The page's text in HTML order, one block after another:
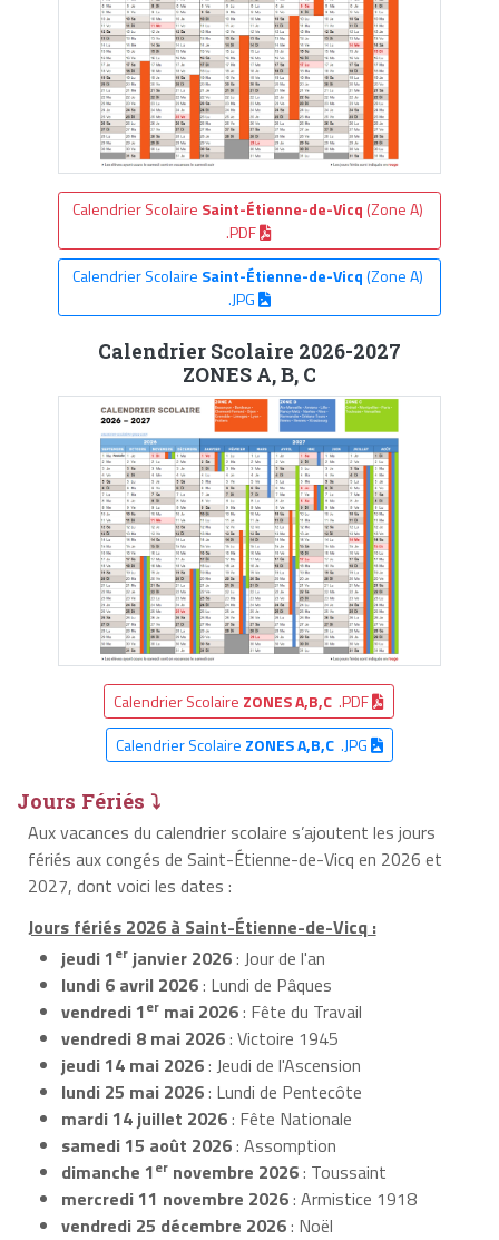
Calendrier Scolaire Saint-Étienne-de-Vicq (Zone A)
.PDF
Calendrier Scolaire Saint-Étienne-de-Vicq(Zone A)
.JPG
Calendrier Scolaire 2026-2027
ZONES A, B, C
Calendrier Scolaire ZONES A,B,C .PDF
Calendrier Scolaire ZONES A,B,C.JPG
Jours Fériés ⤵
Aux vacances du calendrier scolaire s’ajoutent les jours
fériés aux congés de Saint-Étienne-de-Vicq en 2026 et
2027, dont voici les dates :
Jours fériés 2026 à Saint-Étienne-de-Vicq :
jeudi 1er janvier 2026: Jour de l'an
lundi 6 avril 2026: Lundi de Pâques
vendredi 1er mai 2026: Fête du Travail
vendredi 8 mai 2026: Victoire 1945
jeudi 14 mai 2026: Jeudi de l'Ascension
lundi 25 mai 2026: Lundi de Pentecôte
mardi 14 juillet 2026: Fête Nationale
samedi 15 août 2026: Assomption
dimanche 1er novembre 2026: Toussaint
mercredi 11 novembre 2026: Armistice 1918
vendredi 25 décembre 2026: Noël